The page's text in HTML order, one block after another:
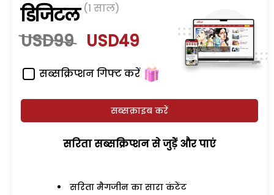
डिजिटल (1 साल)
USD99 USD49
सब्सक्रिप्शन गिफ्ट करें
सब्सक्राइब करें
सरिता सब्सक्रिप्शन से जुड़ेें और पाएं
सरिता मैगजीन का सारा कंटेंट